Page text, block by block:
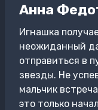
Анна
Игнашка
неожиданный
отправиться в
звезды. Не
мальчик
это только